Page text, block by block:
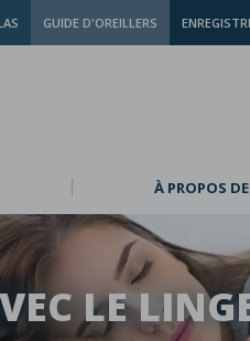
GUIDE D'OREILLERS
À PROPOS
LE